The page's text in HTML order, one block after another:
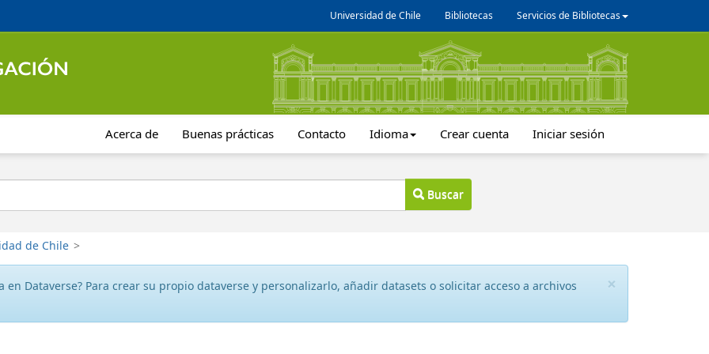
Universidad de Chile Bibliotecas Servicios de Bibliotecas
Acerca de Buenas prácticas Contacto Idioma Crear cuenta Iniciar sesión
Buscar
de Chile >
×
en Dataverse? Para crear su propio dataverse y personalizarlo, añadir datasets o solicitar acceso a archivos